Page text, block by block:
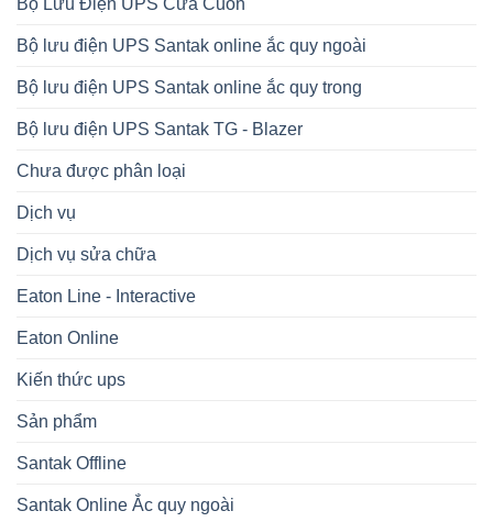
Bộ Lưu Điện UPS Cửa Cuốn
Bộ lưu điện UPS Santak online ắc quy ngoài
Bộ lưu điện UPS Santak online ắc quy trong
Bộ lưu điện UPS Santak TG - Blazer
Chưa được phân loại
Dịch vụ
Dịch vụ sửa chữa
Eaton Line - Interactive
Eaton Online
Kiến thức ups
Sản phẩm
Santak Offline
Santak Online Ắc quy ngoài